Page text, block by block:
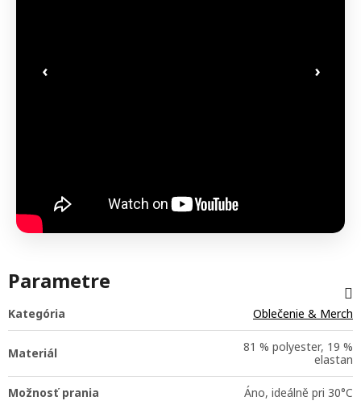
‹ ›
Parametre
Kategória Oblečenie & Merch
Materiál
81 % polyester, 19 %
elastan
Možnosť prania Áno, ideálně pri 30°C